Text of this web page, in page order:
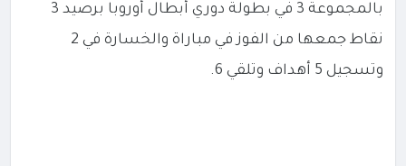
بالمجموعة 3 في بطولة دوري أبطال أوروبا برصيد 3
نقاط جمعها من الفوز في مباراة والخسارة في 2
وتسجيل 5 أهداف وتلقي 6.